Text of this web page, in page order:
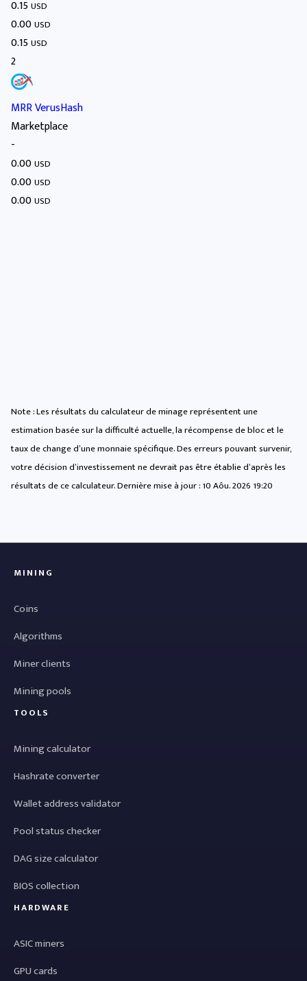
0.15USD
0.00USD
0.15USD
2
MRR VerusHash
Marketplace
-
0.00USD
0.00USD
0.00USD
Note : Les résultats du calculateur de minage représentent une
estimation basée sur la difficulté actuelle, la récompense de bloc et le
taux de change d’une monnaie spécifique. Des erreurs pouvant survenir,
votre décision d’investissement ne devrait pas être établie d’après les
résultats de ce calculateur. Dernière mise à jour :10 Aôu. 2026 19:20
MINING
Coins
Algorithms
Miner clients
Mining pools
TOOLS
Mining calculator
Hashrate converter
Wallet address validator
Pool status checker
DAG size calculator
BIOS collection
HARDWARE
ASIC miners
GPU cards